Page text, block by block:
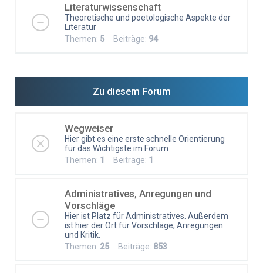
Literaturwissenschaft
Theoretische und poetologische Aspekte der
Literatur
Themen: 5 Beiträge: 94
Zu diesem Forum
Wegweiser
Hier gibt es eine erste schnelle Orientierung
für das Wichtigste im Forum
Themen: 1 Beiträge: 1
Administratives, Anregungen und
Vorschläge
Hier ist Platz für Administratives. Außerdem
ist hier der Ort für Vorschläge, Anregungen
und Kritik.
Themen: 25 Beiträge: 853